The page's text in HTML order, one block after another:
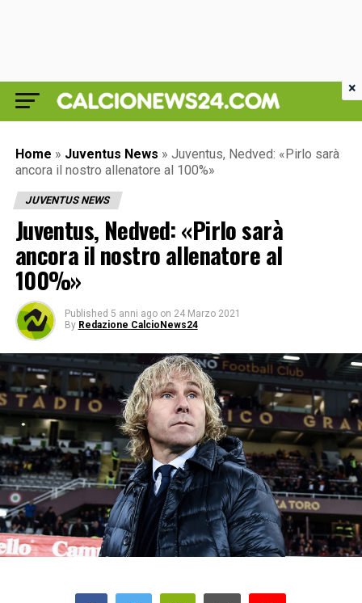
Home » Juventus News » Juventus, Nedved: «Pirlo sarà
ancora il nostro allenatore al 100%»
JUVENTUS NEWS
Juventus, Nedved: «Pirlo sarà
ancora il nostro allenatore al
100%»
Published 5 anni ago on 24 Marzo 2021
By Redazione CalcioNews24
×